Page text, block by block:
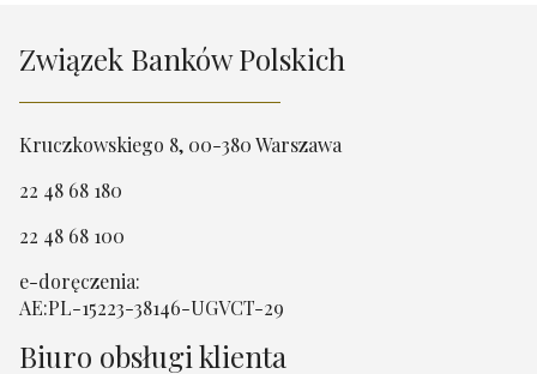
Związek Banków Polskich
Kruczkowskiego 8, 00-380 Warszawa
22 48 68 180
22 48 68 100
e-doręczenia:
AE:PL-15223-38146-UGVCT-29
Biuro obsługi klienta